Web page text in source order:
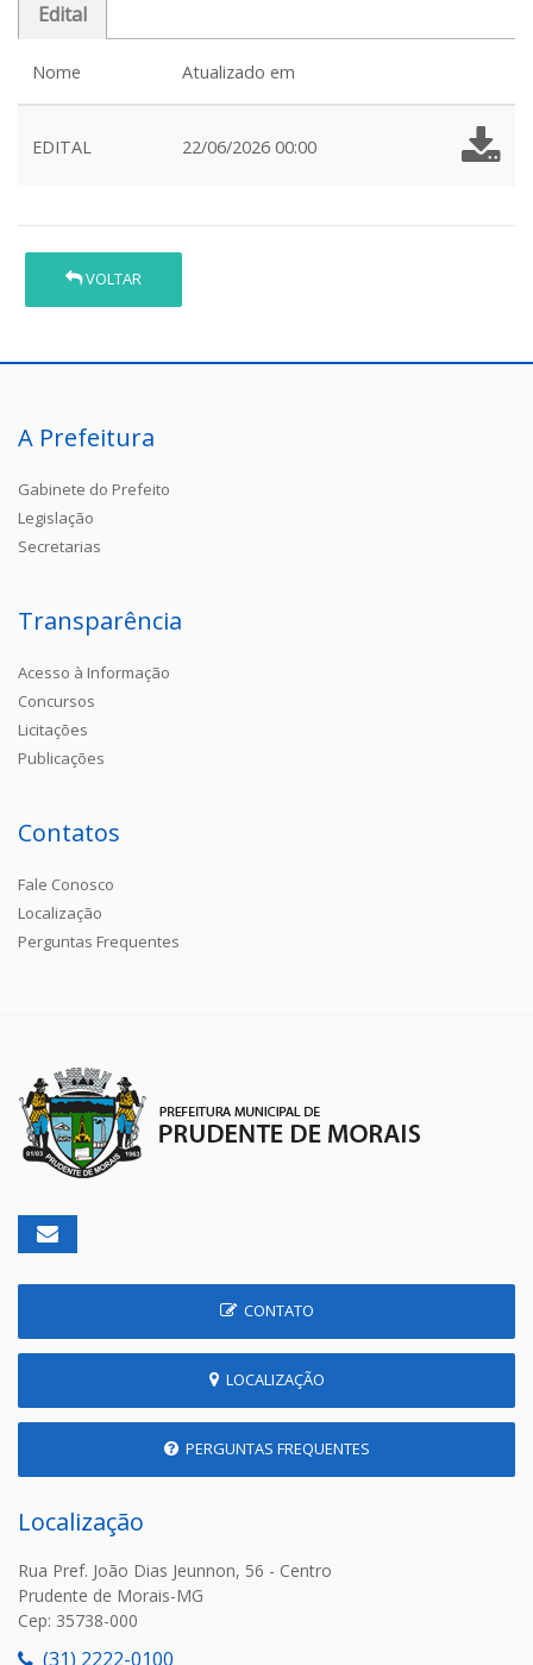
Edital
Nome Atualizado em
EDITAL 22/06/2026 00:00
VOLTAR
A Prefeitura
Gabinete do Prefeito
Legislação
Secretarias
Transparência
Acesso à Informação
Concursos
Licitações
Publicações
Contatos
Fale Conosco
Localização
Perguntas Frequentes
CONTATO
LOCALIZAÇÃO
PERGUNTAS FREQUENTES
Localização
Rua Pref. João Dias Jeunnon, 56 - Centro
Prudente de Morais-MG
Cep: 35738-000
(31) 2222-0100